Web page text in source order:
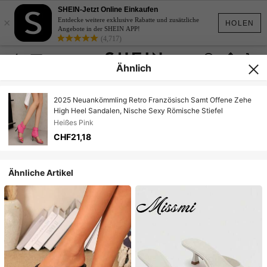
HOLEN
×
SHEIN-Jetzt Online Einkaufen
Entdecke weitere exklusive Rabatte und zusätzliche
Angebote in der SHEIN APP!
(4,717)
Ähnlich
2025 Neuankömmling Retro Französisch Samt Offene Zehe
High Heel Sandalen, Nische Sexy Römische Stiefel
Heißes Pink
CHF21,18
Ähnliche Artikel